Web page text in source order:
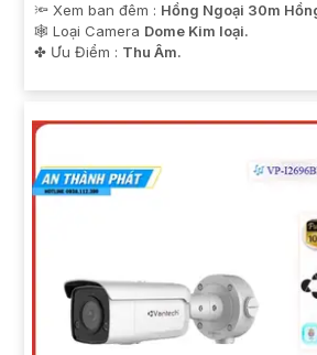
🔦 Xem ban đêm : Hồng Ngoại 30m
🕸️ Loại Camera Dome Kim loại.
️✤ Ưu Điểm : Thu Âm.